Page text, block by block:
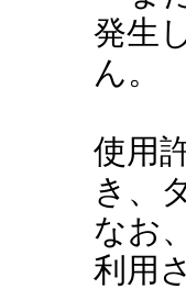
発生
ん。
使用
き、
なお
利用